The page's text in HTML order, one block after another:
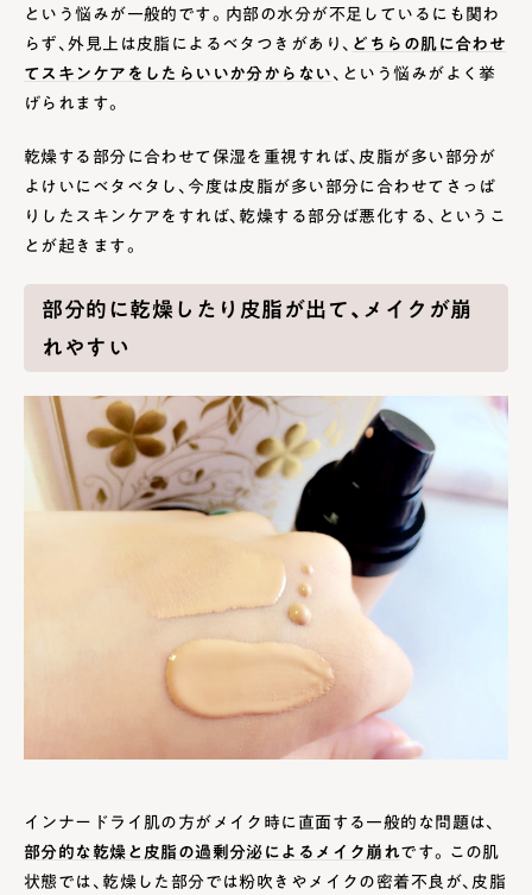
という悩みが一般的です。内部の水分が不足しているにも関わ
らず、外見上は皮脂によるベタつきがあり、 どちらの肌に合わせ
てスキンケアをしたらいいか分からない、という悩みがよく挙
げられます。
乾燥する部分に合わせて保湿を重視すれば、皮脂が多い部分が
よけいにベタベタし、今度は皮脂が多い部分に合わせてさっぱ
りしたスキンケアをすれば、乾燥する部分ば悪化する、というこ
とが起きます。
部分的に乾燥したり皮脂が出て、メイクが崩
れやすい
インナードライ肌の方がメイク時に直面する一般的な問題は、
部分的な乾燥と皮脂の過剰分泌によるメイク崩れです。この肌
状態では、乾燥した部分では粉吹きやメイクの密着不良が、皮脂